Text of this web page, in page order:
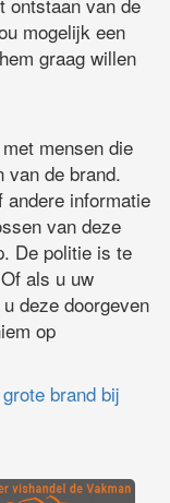
mogelijk een
graag willen
mensen die
van de brand.
andere informatie
van deze
De politie is te
als u uw
deze doorgeven
op
brand bij